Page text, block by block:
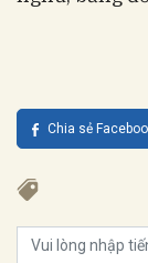
Chia sẻ